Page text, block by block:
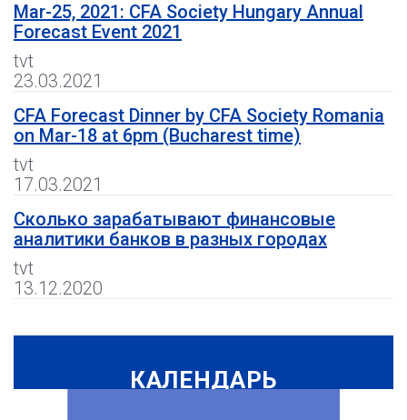
Mar-25, 2021: CFA Society Hungary Annual
Forecast Event 2021
tvt
23.03.2021
CFA Forecast Dinner by CFA Society Romania
on Mar-18 at 6pm (Bucharest time)
tvt
17.03.2021
Сколько зарабатывают финансовые
аналитики банков в разных городах
tvt
13.12.2020
КАЛЕНДАРЬ